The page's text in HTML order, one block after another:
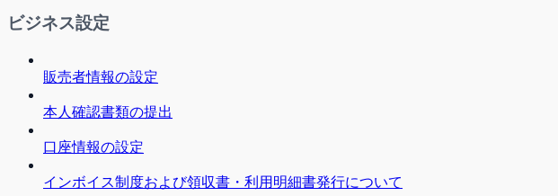
ビジネス設定
販売者情報の設定
本人確認書類の提出
口座情報の設定
インボイス制度および領収書・利用明細書発行について